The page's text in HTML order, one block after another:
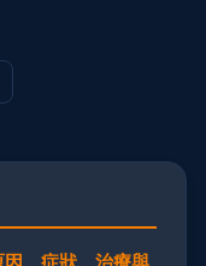
、症狀、治療與